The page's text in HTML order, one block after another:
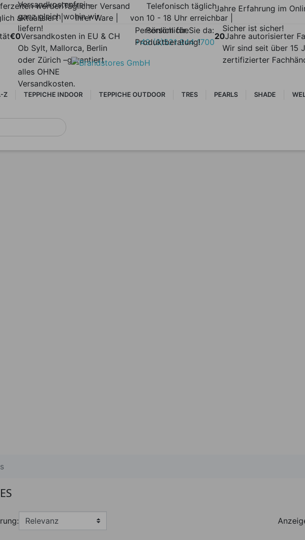
werden
aktualisiert |
Täglicher Versand
Ihrer Ware |
Telefonisch täglich
von 10 - 18 Uhr erreichbar |
€0Versandkosten in EU & CH
Versandkostenfrei –
ganz gleich wohin wir
liefern!
Ob Sylt, Mallorca, Berlin
oder Zürich –garantiert
alles OHNE
Versandkosten.
Persönlich für Sie da:
+49 (0)521 944 1700
Persönliche
Produktberatung!
20Jahre autorisierter
Jahre Erfahrung im
Sicher ist sicher!
Wir sind seit über 15
zertifizierter
Z TEPPICHE INDOOR TEPPICHE OUTDOOR TRES PEARLS SHADE